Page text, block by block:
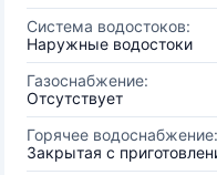
Система водостоков:
Наружные водостоки
Газоснабжение:
Отсутствует
Горячее водоснабжение:
Закрытая с